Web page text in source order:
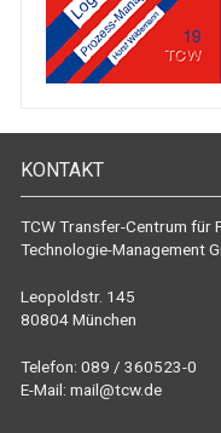
KONTAKT
TCW Transfer-Centrum für
Technologie-Management
Leopoldstr. 145
80804 München
Telefon: 089 / 360523-0
E-Mail: mail@tcw.de